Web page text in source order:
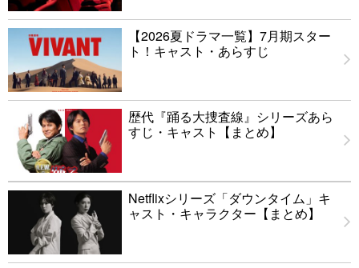
【2026夏ドラマ一覧】7月期スター
ト！キャスト・あらすじ
歴代『踊る大捜査線』シリーズあら
すじ・キャスト【まとめ】
Netflixシリーズ「ダウンタイム」キ
ャスト・キャラクター【まとめ】